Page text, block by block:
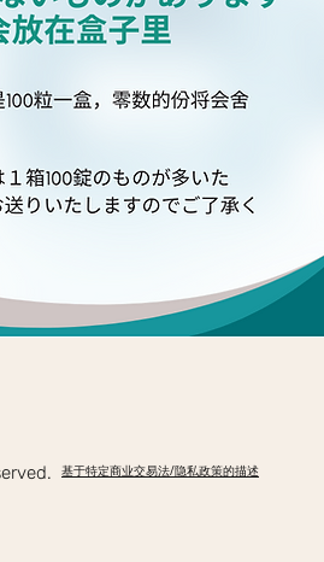
基于特定商业交易法/隐私政策的描述